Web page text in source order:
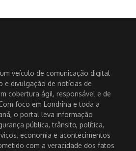
veículo de comunicação digital
e divulgação de notícias de
cobertura ágil, responsável e de
foco em Londrina e toda a
o portal leva informação
pública, trânsito, política,
economia e acontecimentos
com a veracidade dos fatos